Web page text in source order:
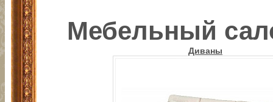
Мебельный
Диваны